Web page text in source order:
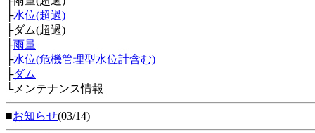
├水位(超過)
├ダム(超過)
├雨量
├水位(危機管理型水位計含む)
├ダム
└メンテナンス情報
■お知らせ(03/14)